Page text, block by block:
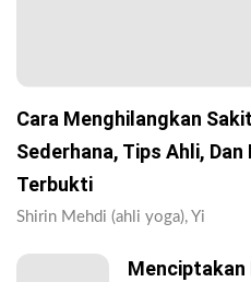
Cara Menghilangkan
Sederhana, Tips Ahli,
Terbukti
Shirin Mehdi (ahli yoga), Yi
Menciptakan